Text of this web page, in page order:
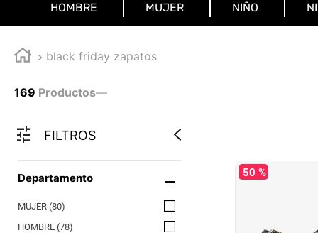
HOMBRE MUJER NIÑO
black friday zapatos
169 Productos—
FILTROS
Departamento
MUJER (80)
HOMBRE (78)
50 %